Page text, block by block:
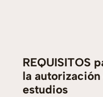
REQUISITOS
la
estudios